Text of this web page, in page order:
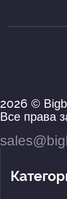
2026 ©
Все права